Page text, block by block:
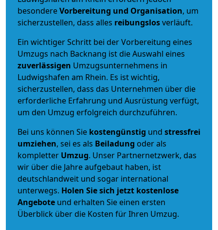
besondereVorbereitung und Organisation, um
sicherzustellen, dass alles reibungslosverläuft.
Ein wichtiger Schritt bei der Vorbereitung eines
Umzugs nach Backnang ist die Auswahl eines
zuverlässigen Umzugsunternehmens in
Ludwigshafen am Rhein. Es ist wichtig,
sicherzustellen, dass das Unternehmen über die
erforderliche Erfahrung und Ausrüstung verfügt,
um den Umzug erfolgreich durchzuführen.
Bei uns können Sie kostengünstig und stressfrei
umziehen, sei es als Beiladung oder als
kompletter Umzug. Unser Partnernetzwerk, das
wir über die Jahre aufgebaut haben, ist
deutschlandweit und sogar international
unterwegs. Holen Sie sich jetzt kostenlose
Angebote und erhalten Sie einen ersten
Überblick über die Kosten für Ihren Umzug.